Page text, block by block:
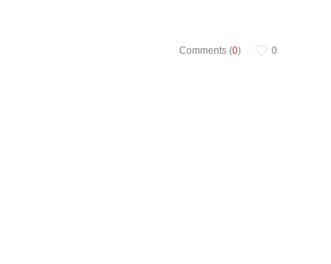
Comments (0) 0